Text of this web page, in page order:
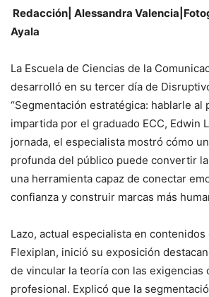
Redacción| Alessandra
Ayala
La Escuela de Ciencias de la
desarrolló en su tercer día de
“Segmentación estratégica: hablarle al
impartida por el graduado ECC, Edwin
jornada, el especialista mostró cómo
profunda del público puede convertir
una herramienta capaz de conectar
confianza y construir marcas más
Lazo, actual especialista en
Flexiplan, inició su exposición
de vincular la teoría con las exigencias
profesional. Explicó que la